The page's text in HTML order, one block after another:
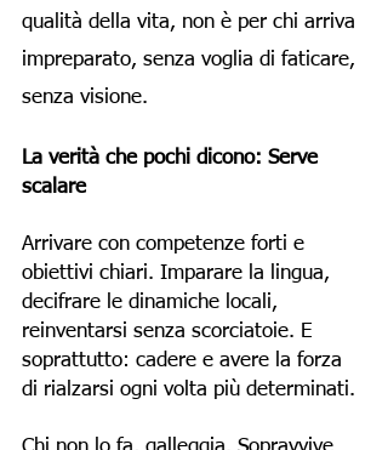
qualità della vita, non è per chi arriva
impreparato, senza voglia di faticare,
senza visione.
La verità che pochi dicono: Serve
scalare
Arrivare con competenze forti e
obiettivi chiari. Imparare la lingua,
decifrare le dinamiche locali,
reinventarsi senza scorciatoie. E
soprattutto: cadere e avere la forza
di rialzarsi ogni volta più determinati.